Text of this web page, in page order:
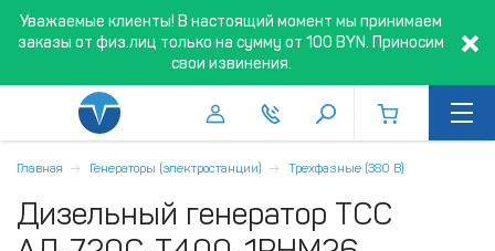
Уважаемые клиенты! В настоящий момент мы принимаем
заказы от физ.лиц только на сумму от 100 BYN. Приносим
свои извинения.
Главная Генераторы (электростанции) Трехфазные (380 В)
Дизельный генератор ТСС